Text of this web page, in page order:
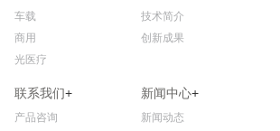
车载
商用
光医疗
技术简介
创新成果
联系我们+
产品咨询
新闻中心+
新闻动态